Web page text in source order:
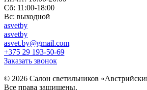
Сб: 11:00-18:00
Вс: выходной
asvetby
asvetby
asvet.by@gmail.com
+375 29 193-50-69
Заказать звонок
© 2026 Салон светильников
Все права защищены.